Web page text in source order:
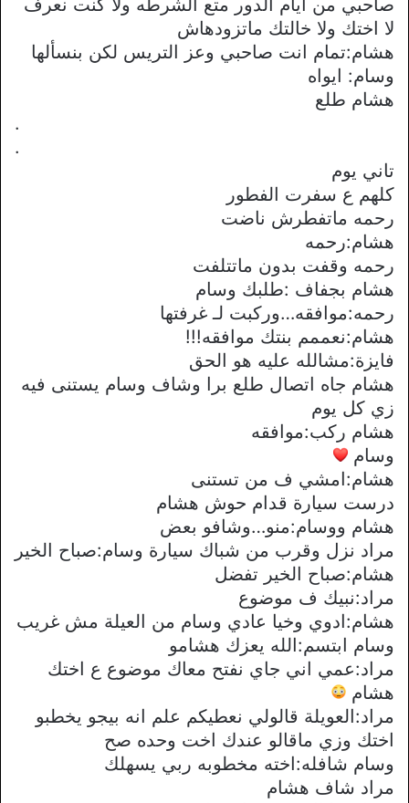
لا اختك ولا خالتك ماتزودهاش
هشام:تمام انت صاحبي وعز التريس لكن بنسألها
وسام: ايواه
هشام طلع
.
.
تاني يوم
كلهم ع سفرت الفطور
رحمه ماتفطرش ناضت
هشام:رحمه
رحمه وقفت بدون ماتتلفت
هشام بجفاف :طلبك وسام
رحمه:موافقه…وركبت لـ غرفتها
هشام:نعممم بنتك موافقه!!!
فايزة:مشالله عليه هو الحق
هشام جاه اتصال طلع برا وشاف وسام يستنى فيه
زي كل يوم
هشام ركب:موافقه
وسام
هشام:امشي ف من تستنى
درست سيارة قدام حوش هشام
هشام ووسام:منو…وشافو بعض
مراد نزل وقرب من شباك سيارة وسام:صباح الخير
هشام:صباح الخير تفضل
مراد:نبيك ف موضوع
هشام:ادوي وخيا عادي وسام من العيلة مش غريب
وسام ابتسم:الله يعزك هشامو
مراد:عمي اني جاي نفتح معاك موضوع ع اختك
هشام
مراد:العويلة قالولي نعطيكم علم انه بيجو يخطبو
اختك وزي ماقالو عندك اخت وحده صح
وسام شافله:اخته مخطوبه ربي يسهلك
مراد شاف هشام